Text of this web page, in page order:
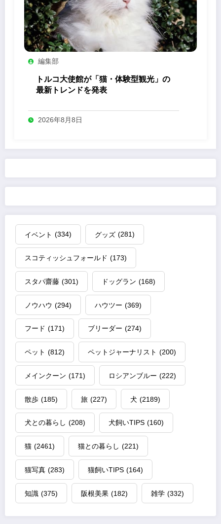
編集部
トルコ大使館が「猫・体験型観光」の
最新トレンドを発表
2026年8月8日
イベント (334) グッズ (281)
スコティッシュフォールド (173)
スタパ齋藤 (301) ドッグラン (168)
ノウハウ (294) ハウツー (369)
フード (171) ブリーダー (274)
ペット (812) ペットジャーナリスト (200)
メインクーン (171) ロシアンブルー (222)
散歩 (185) 旅 (227) 犬 (2189)
犬との暮らし (208) 犬飼いTIPS (160)
猫 (2461) 猫との暮らし (221)
猫写真 (283) 猫飼いTIPS (164)
知識 (375) 阪根美果 (182) 雑学 (332)